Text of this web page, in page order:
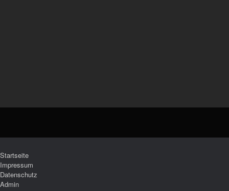
Startseite
Impressum
Datenschutz
Admin